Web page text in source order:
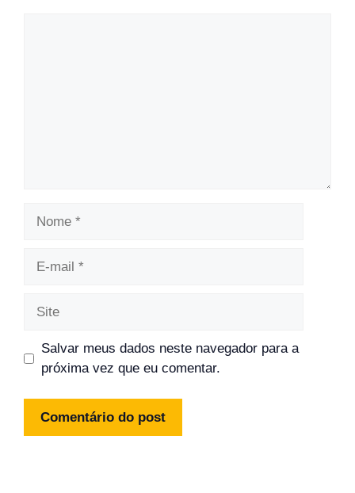
Salvar meus dados neste navegador para a
próxima vez que eu comentar.